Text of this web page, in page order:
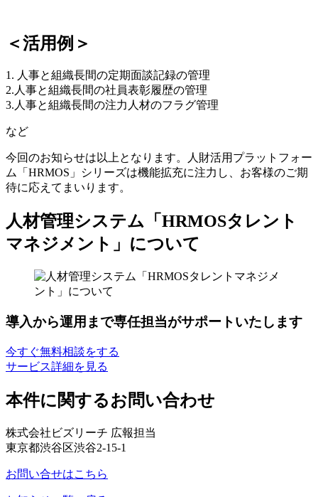
＜活用例＞
1. 人事と組織長間の定期面談記録の管理
2.人事と組織長間の社員表彰履歴の管理
3.人事と組織長間の注力人材のフラグ管理
など
今回のお知らせは以上となります。人財活用プラットフォー
ム「HRMOS」シリーズは機能拡充に注力し、お客様のご期
待に応えてまいります。
人材管理システム「HRMOSタレント
マネジメント」について
導入から運用まで専任担当がサポートいたします
今すぐ無料相談をする
サービス詳細を見る
本件に関するお問い合わせ
株式会社ビズリーチ 広報担当
東京都渋谷区渋谷2-15-1
お問い合せはこちら